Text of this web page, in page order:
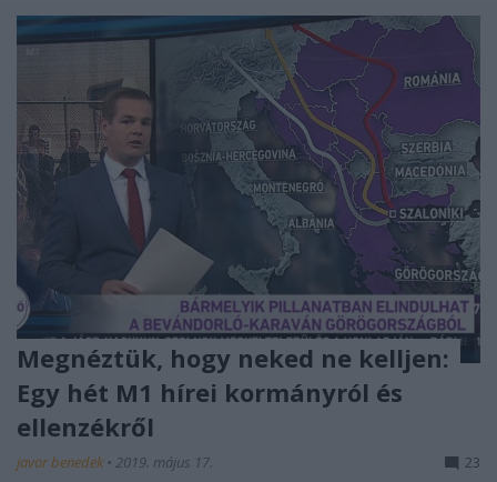
Megnéztük, hogy neked ne kelljen:
Egy hét M1 hírei kormányról és
ellenzékről
javor benedek • 2019. május 17. 23